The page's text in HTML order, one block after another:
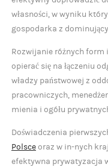
własności, w wyniku
gospodarka z
Rozwijanie różnych form
opierać się na łączeniu
władzy państwowej z
pracowniczych,
mienia i ogółu
Doświadczenia
Polsceoraz w in-nych
efektywna prywatyzacja